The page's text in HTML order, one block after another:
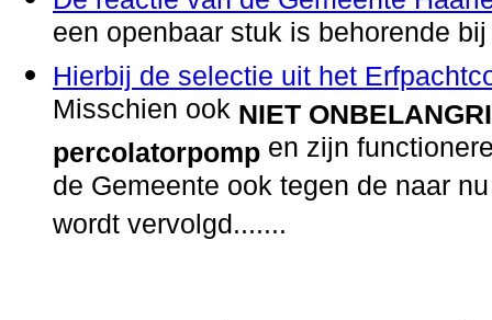
een openbaar stuk is behorende
Hierbij de selectie uit het
Misschien ook NIET
percolatorpomp en zijn
de Gemeente ook tegen de naar
wordt vervolgd.......